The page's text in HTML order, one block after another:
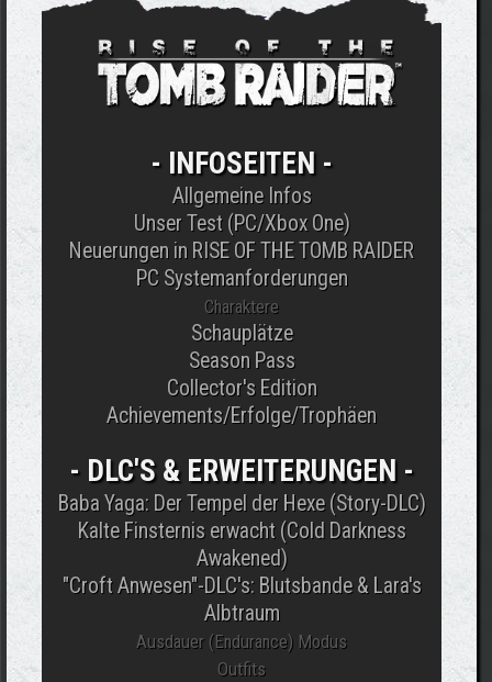
- INFOSEITEN -
Allgemeine Infos
Unser Test (PC/Xbox One)
Neuerungen in RISE OF THE TOMB RAIDER
PC Systemanforderungen
Charaktere
Schauplätze
Season Pass
Collector's Edition
Achievements/Erfolge/Trophäen
- DLC'S & ERWEITERUNGEN -
Baba Yaga: Der Tempel der Hexe (Story-DLC)
Kalte Finsternis erwacht (Cold Darkness
Awakened)
"Croft Anwesen"-DLC's: Blutsbande & Lara's
Albtraum
Ausdauer (Endurance) Modus
Outfits